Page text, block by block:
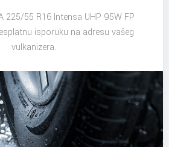
225/55 R16 Intensa UHP 95W FP
isporuku na adresu vašeg
vulkanizera.